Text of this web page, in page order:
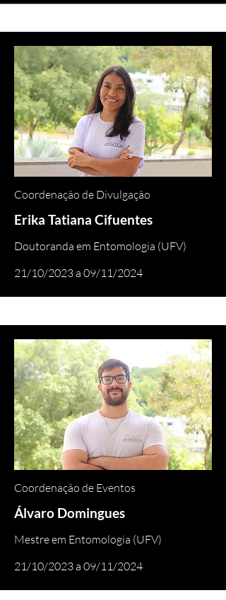
Coordenação de Divulgação
Erika Tatiana Cifuentes
Doutoranda em Entomologia (UFV)
21/10/2023 a 09/11/2024
Coordenação de Eventos
Álvaro Domingues
Mestre em Entomologia (UFV)
21/10/2023 a 09/11/2024